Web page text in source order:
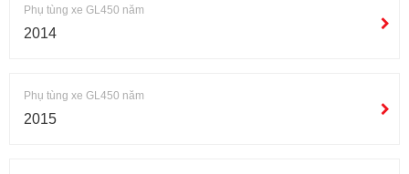
Phụ tùng xe GL450 năm
2014
Phụ tùng xe GL450 năm
2015